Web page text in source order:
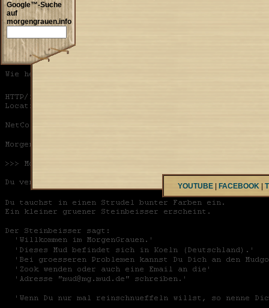
Google™-Suche
auf
morgengrauen.info
YOUTUBE FACEBOOK